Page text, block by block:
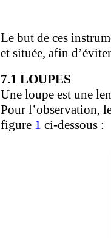
Le but de ces
et située, afin
7.1 LOUPES
Une loupe est une
Pour l’observation,
figure 1 ci-dessous :